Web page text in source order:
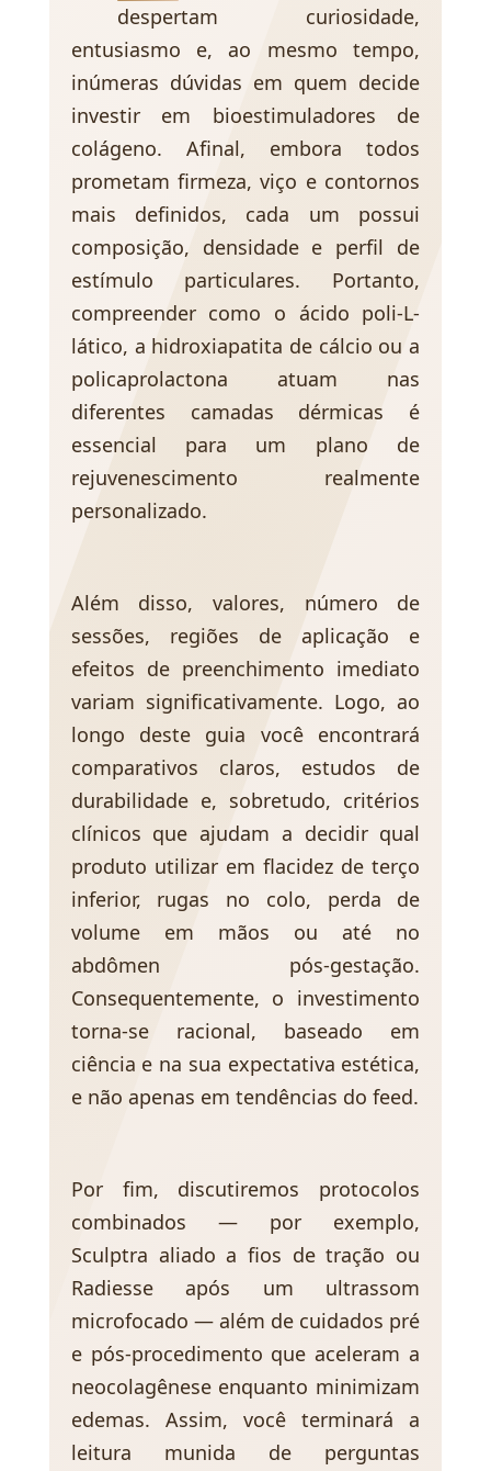
despertam curiosidade,
entusiasmo e, ao mesmo tempo,
inúmeras dúvidas em quem decide
investir em bioestimuladores de
colágeno. Afinal, embora todos
prometam firmeza, viço e contornos
mais definidos, cada um possui
composição, densidade e perfil de
estímulo particulares. Portanto,
compreender como o ácido poli-L-
lático, a hidroxiapatita de cálcio ou a
policaprolactona atuam nas
diferentes camadas dérmicas é
essencial para um plano de
rejuvenescimento realmente
personalizado.
Além disso, valores, número de
sessões, regiões de aplicação e
efeitos de preenchimento imediato
variam significativamente. Logo, ao
longo deste guia você encontrará
comparativos claros, estudos de
durabilidade e, sobretudo, critérios
clínicos que ajudam a decidir qual
produto utilizar em flacidez de terço
inferior, rugas no colo, perda de
volume em mãos ou até no
abdômen pós-gestação.
Consequentemente, o investimento
torna-se racional, baseado em
ciência e na sua expectativa estética,
e não apenas em tendências do feed.
Por fim, discutiremos protocolos
combinados — por exemplo,
Sculptra aliado a fios de tração ou
Radiesse após um ultrassom
microfocado — além de cuidados pré
e pós-procedimento que aceleram a
neocolagênese enquanto minimizam
edemas. Assim, você terminará a
leitura munida de perguntas